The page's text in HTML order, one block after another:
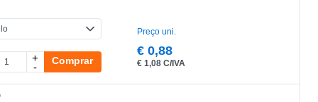
Preço uni.
€ 0,88
€ 1,08 C/IVA
+
-
Comprar